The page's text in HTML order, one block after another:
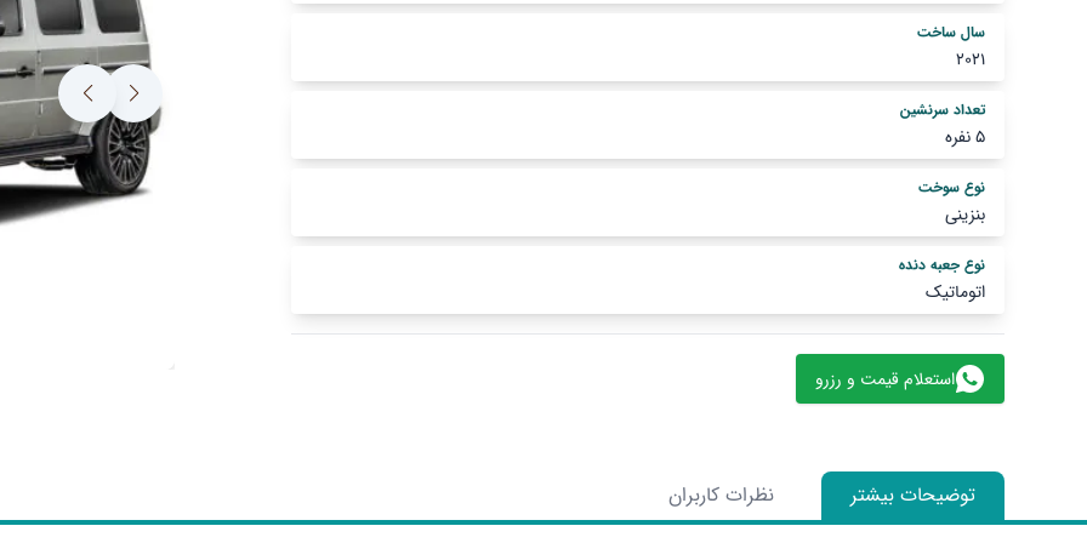
سال ساخت
2021
تعداد سرنشین
5 نفره
نوع سوخت
بنزینی
نوع جعبه دنده
اتوماتیک
استعلام قیمت و رزرو
توضیحات بیشتر نظرات کاربران